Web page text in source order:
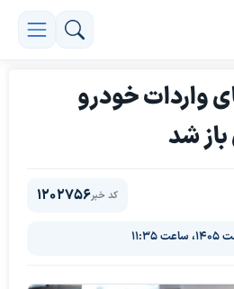
واردات خودرو
شد
کد خبر1202756